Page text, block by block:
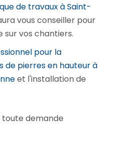
de travaux à Saint-
vous conseiller pour
sur vos chantiers.
pour la
de pierres en hauteur à
et l'installation de
demande